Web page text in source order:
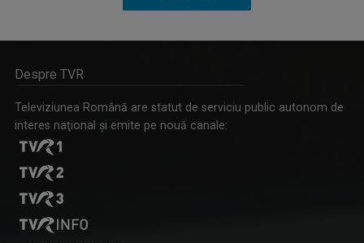
RACORD
Eseu cinematografic. Propune o viziune ...
GABRIELA BAIARDI
Lucreză în presă din 1994. Șase ani a fost ...
Despre TVR
Televiziunea Română are statut de serviciu public autonom de
interes naţional şi emite pe nouă canale: